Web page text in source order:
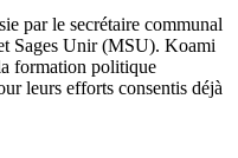
par le secrétaire communal
Sages Unir (MSU). Koami
formation politique
leurs efforts consentis déjà